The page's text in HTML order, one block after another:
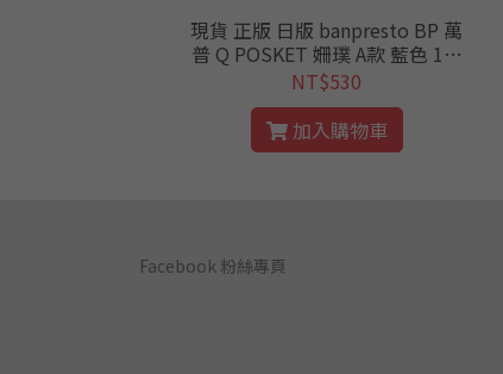
現貨 正版 日版 banpresto BP 萬
普 Q POSKET 姍璞 A款 藍色 1/2
亂馬 景品 公仔 標準盒
NT$530
加入購物車
Facebook 粉絲專頁